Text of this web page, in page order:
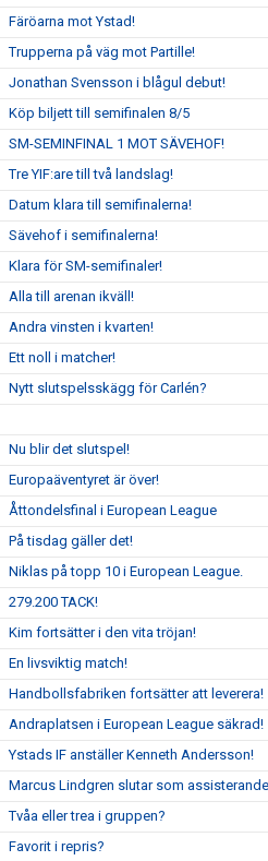
Färöarna mot Ystad!
Trupperna på väg mot Partille!
Jonathan Svensson i blågul debut!
Köp biljett till semifinalen 8/5
SM-SEMINFINAL 1 MOT SÄVEHOF!
Tre YIF:are till två landslag!
Datum klara till semifinalerna!
Sävehof i semifinalerna!
Klara för SM-semifinaler!
Alla till arenan ikväll!
Andra vinsten i kvarten!
Ett noll i matcher!
Nytt slutspelsskägg för Carlén?
Nu blir det slutspel!
Europaäventyret är över!
Åttondelsfinal i European League
På tisdag gäller det!
Niklas på topp 10 i European League.
279.200 TACK!
Kim fortsätter i den vita tröjan!
En livsviktig match!
Handbollsfabriken fortsätter att leverera!
Andraplatsen i European League säkrad!
Ystads IF anställer Kenneth Andersson!
Marcus Lindgren slutar som assisterande
Tvåa eller trea i gruppen?
Favorit i repris?